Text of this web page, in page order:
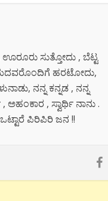
ಸುತ್ತೋದು , ಬೆಟ್ಟ
ಹರಟೋದು,
ನನ್ನ ಕನ್ನಡ , ನನ್ನ
, ಸ್ವಾರ್ಥಿ ನಾನು .
ಪಿರಿಪಿರಿ ಜನ !!